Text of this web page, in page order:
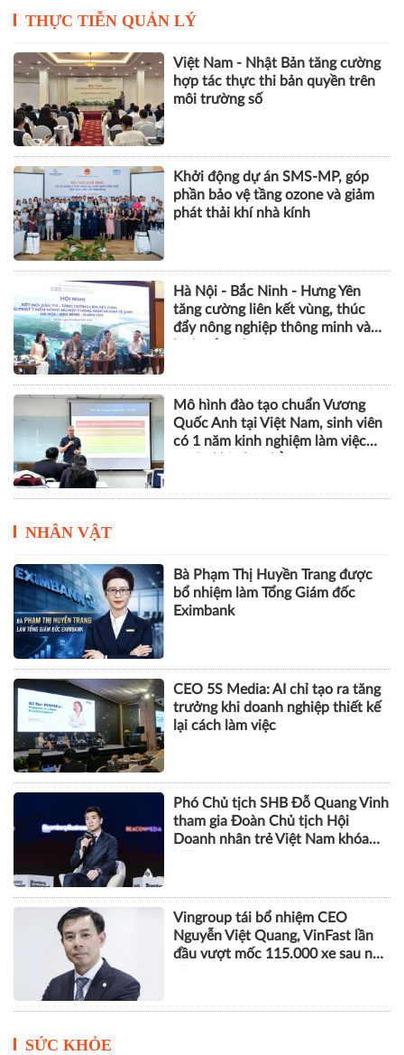
VietOffice 2026 quy tụ 130 doanh
THỰC TIỄN QUẢN LÝ
Việt Nam - Nhật Bản tăng cường
hợp tác thực thi bản quyền trên
môi trường số
Khởi động dự án SMS-MP, góp
phần bảo vệ tầng ozone và giảm
phát thải khí nhà kính
Hà Nội - Bắc Ninh - Hưng Yên
tăng cường liên kết vùng, thúc
đẩy nông nghiệp thông minh và
có 1 năm kinh nghiệm làm việc
trước khi nhận bằng
NHÂN VẬT
Bà Phạm Thị Huyền Trang được
bổ nhiệm làm Tổng Giám đốc
Eximbank
CEO 5S Media: AI chỉ tạo ra tăng
trưởng khi doanh nghiệp thiết kế
lại cách làm việc
Phó Chủ tịch SHB Đỗ Quang Vinh
tham gia Đoàn Chủ tịch Hội
Doanh nhân trẻ Việt Nam khóa